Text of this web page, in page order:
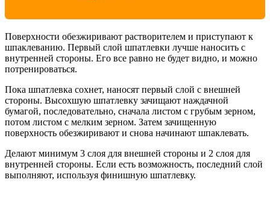
Поверхности обезжиривают растворителем и приступают к
шпаклеванию. Первый слой шпатлевки лучше наносить с
внутренней стороны. Его все равно не будет видно, и можно
потренироваться.
Пока шпатлевка сохнет, наносят первый слой с внешней
стороны. Высохшую шпатлевку зачищают наждачной
бумагой, последовательно, сначала листом с грубым зерном,
потом листом с мелким зерном. Затем зачищенную
поверхность обезжиривают и снова начинают шпаклевать.
Делают минимум 3 слоя для внешней стороны и 2 слоя для
внутренней стороны. Если есть возможность, последний слой
выполняют, используя финишную шпатлевку.